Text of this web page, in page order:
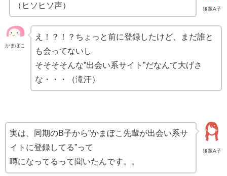
後輩A子
（ヒソヒソ声）
かまぼこ
え！？！？ちょっと前に登録したけど、まだ誰と
も会ってないし
そそそそんな”出会い系サイト”だなんて大げさ
な・・・（滝汗）
後輩A子
実は、同期のB子から”かまぼこ先輩が出会い系サ
イトに登録してる”って
噂になってるって聞いたんです。。